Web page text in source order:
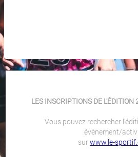
LES INSCRIPTIONS DE L'ÉDITION
Vous pouvez rechercher
évènement/
surwww.le-